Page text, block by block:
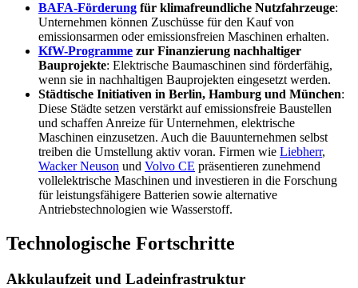
BAFA-Förderung für klimafreundliche Nutzfahrzeuge:
Unternehmen können Zuschüsse für den Kauf von
emissionsarmen oder emissionsfreien Maschinen erhalten.
KfW-Programme zur Finanzierung nachhaltiger
Bauprojekte: Elektrische Baumaschinen sind förderfähig,
wenn sie in nachhaltigen Bauprojekten eingesetzt werden.
Städtische Initiativen in Berlin, Hamburg und München:
Diese Städte setzen verstärkt auf emissionsfreie Baustellen
und schaffen Anreize für Unternehmen, elektrische
Maschinen einzusetzen. Auch die Bauunternehmen selbst
treiben die Umstellung aktiv voran. Firmen wie Liebherr,
Wacker Neuson und Volvo CE präsentieren zunehmend
vollelektrische Maschinen und investieren in die Forschung
für leistungsfähigere Batterien sowie alternative
Antriebstechnologien wie Wasserstoff.
Technologische Fortschritte
Akkulaufzeit und Ladeinfrastruktur